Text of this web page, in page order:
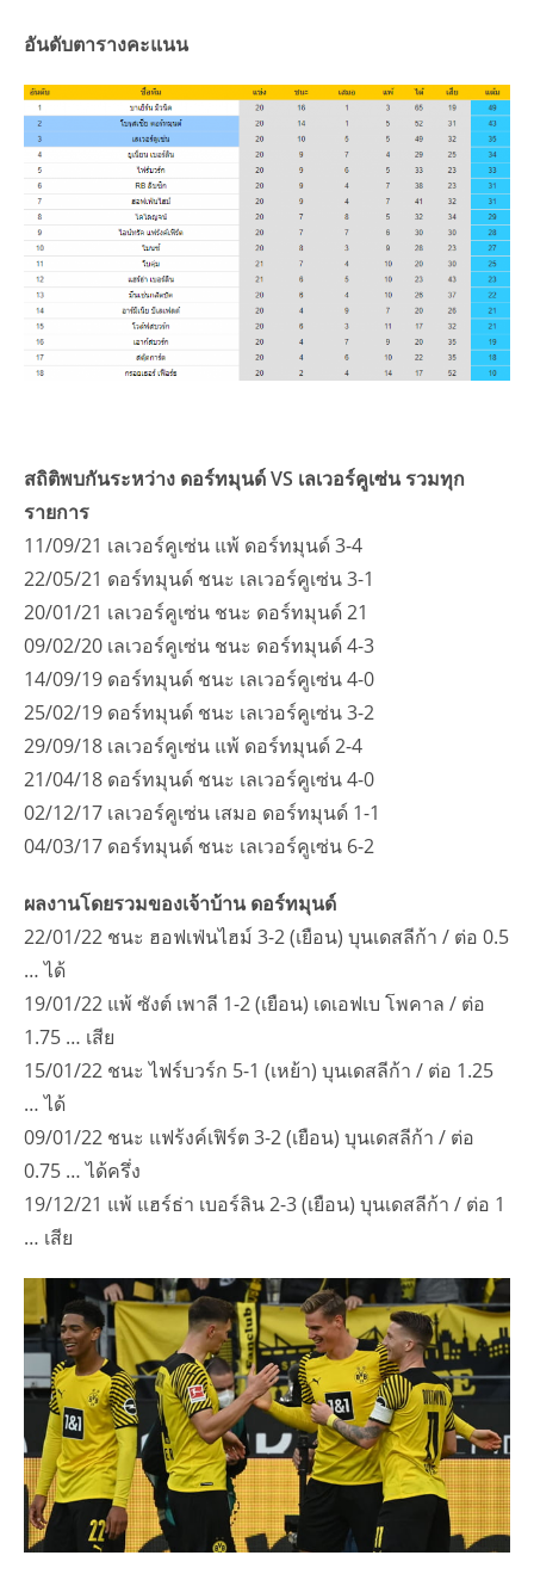
อันดับตารางคะแนน
สถิติพบกันระหว่าง ดอร์ทมุนด์ VS เลเวอร์คูเซ่น รวมทุก
รายการ
11/09/21 เลเวอร์คูเซ่น แพ้ ดอร์ทมุนด์ 3-4
22/05/21 ดอร์ทมุนด์ ชนะ เลเวอร์คูเซ่น 3-1
20/01/21 เลเวอร์คูเซ่น ชนะ ดอร์ทมุนด์ 21
09/02/20 เลเวอร์คูเซ่น ชนะ ดอร์ทมุนด์ 4-3
14/09/19 ดอร์ทมุนด์ ชนะ เลเวอร์คูเซ่น 4-0
25/02/19 ดอร์ทมุนด์ ชนะ เลเวอร์คูเซ่น 3-2
29/09/18 เลเวอร์คูเซ่น แพ้ ดอร์ทมุนด์ 2-4
21/04/18 ดอร์ทมุนด์ ชนะ เลเวอร์คูเซ่น 4-0
02/12/17 เลเวอร์คูเซ่น เสมอ ดอร์ทมุนด์ 1-1
04/03/17 ดอร์ทมุนด์ ชนะ เลเวอร์คูเซ่น 6-2
ผลงานโดยรวมของเจ้าบ้าน ดอร์ทมุนด์
22/01/22 ชนะ ฮอฟเฟ่นไฮม์ 3-2 (เยือน) บุนเดสลีก้า / ต่อ 0.5
… ได้
19/01/22 แพ้ ซังต์ เพาลี 1-2 (เยือน) เดเอฟเบ โพคาล / ต่อ
1.75 … เสีย
15/01/22 ชนะ ไฟร์บวร์ก 5-1 (เหย้า) บุนเดสลีก้า / ต่อ 1.25
… ได้
09/01/22 ชนะ แฟร้งค์เฟิร์ต 3-2 (เยือน) บุนเดสลีก้า / ต่อ
0.75 … ได้ครึ่ง
19/12/21 แพ้ แฮร์ธ่า เบอร์ลิน 2-3 (เยือน) บุนเดสลีก้า / ต่อ 1
… เสีย